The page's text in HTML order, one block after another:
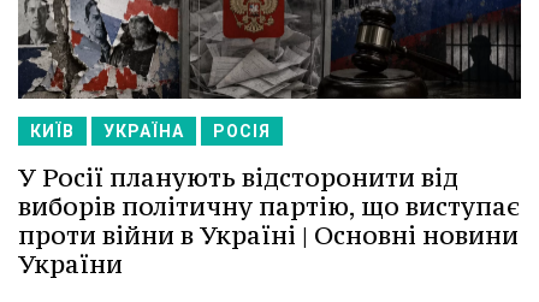
КИЇВ УКРАЇНА РОСІЯ
У Росії планують відсторонити від
виборів політичну партію, що виступає
проти війни в Україні | Основні новини
України